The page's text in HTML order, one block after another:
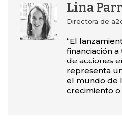
Lina
Directora de
“El
financiación a
de acciones
representa
el mundo de
crecimiento o